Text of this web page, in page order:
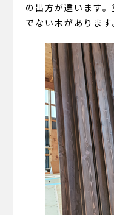
の出方が違います
でない木があります